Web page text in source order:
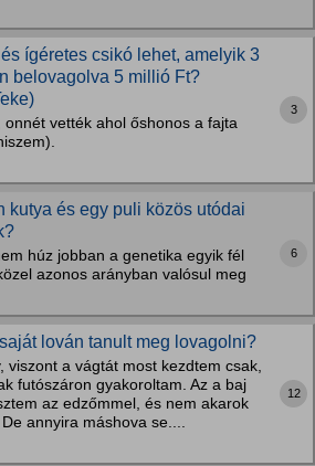
ígéretes csikó lehet, amelyik 3
belovagolva 5 millió Ft?
onnét vették ahol őshonos a fajta
3
kutya és egy puli közös utódai
húz jobban a genetika egyik fél
azonos arányban valósul meg
6
lován tanult meg lovagolni?
viszont a vágtát most kezdtem csak,
futószáron gyakoroltam. Az a baj
az edzőmmel, és nem akarok
annyira máshova se....
12